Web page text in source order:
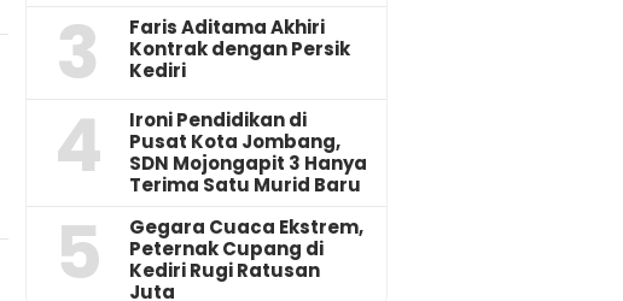
3
Faris Aditama Akhiri
Kontrak dengan Persik
Kediri
4
Ironi Pendidikan di
Pusat Kota Jombang,
SDN Mojongapit 3 Hanya
Terima Satu Murid Baru
5
‎Gegara Cuaca Ekstrem,
Peternak Cupang di
Kediri Rugi Ratusan
Juta